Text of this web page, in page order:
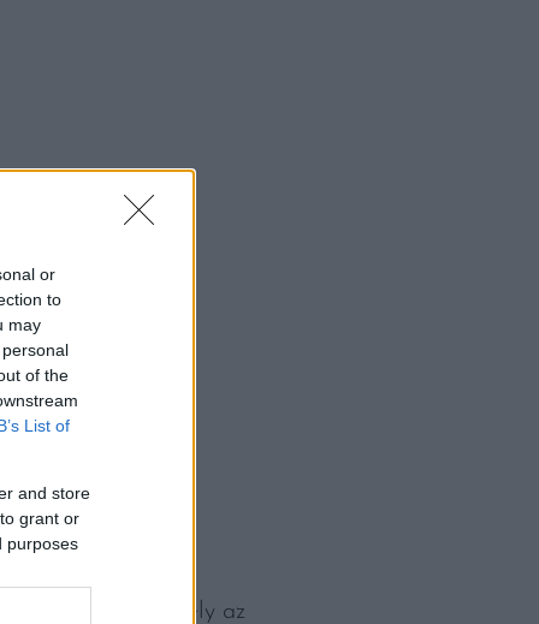
or
to
may
of the
List of
and store
grant or
purposes
kínálatába, amely az